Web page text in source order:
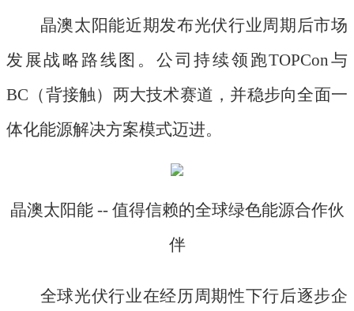
晶澳太阳能近期发布光伏行业周期后市场
发展战略路线图。公司持续领跑TOPCon与
BC（背接触）两大技术赛道，并稳步向全面一
体化能源解决方案模式迈进。
晶澳太阳能-- 值得信赖的全球绿色能源合作伙
伴
全球光伏行业在经历周期性下行后逐步企